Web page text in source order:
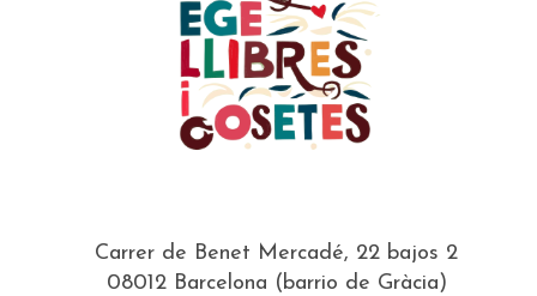
Carrer de Benet Mercadé, 22 bajos 2
08012 Barcelona (barrio de Gràcia)